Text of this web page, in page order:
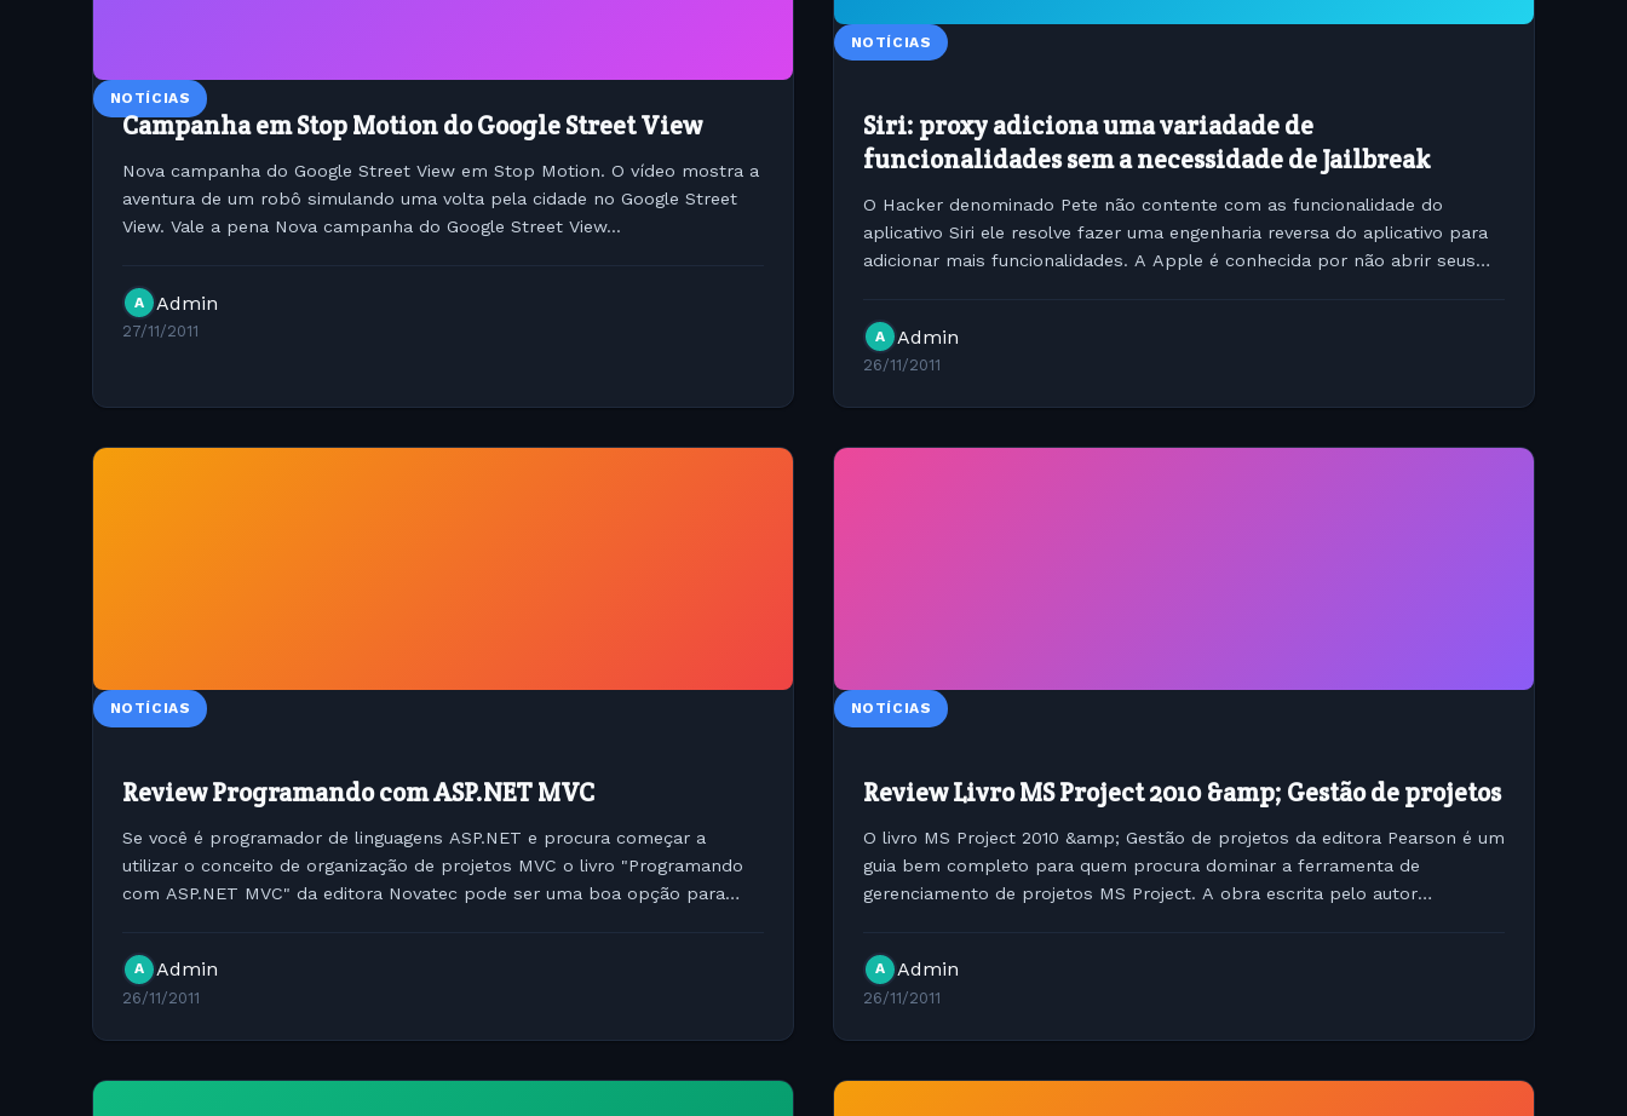
NOTÍCIAS
Campanha em Stop Motion do Google Street View
Nova campanha do Google Street View em Stop Motion. O vídeo mostra a
aventura de um robô simulando uma volta pela cidade no Google Street
View. Vale a pena Nova campanha do Google Street View...
A Admin
27/11/2011
NOTÍCIAS
Siri: proxy adiciona uma variadade de
funcionalidades sem a necessidade de Jailbreak
O Hacker denominado Pete não contente com as funcionalidade do
aplicativo Siri ele resolve fazer uma engenharia reversa do aplicativo para
adicionar mais funcionalidades. A Apple é conhecida por não abrir seus
A Admin
26/11/2011
NOTÍCIAS
Review Programando com ASP.NET MVC
Se você é programador de linguagens ASP.NET e procura começar a
utilizar o conceito de organização de projetos MVC o livro "Programando
com ASP.NET MVC" da editora Novatec pode ser uma boa opção para
A Admin
26/11/2011
NOTÍCIAS
Review Livro MS Project 2010 &amp; Gestão de projetos
O livro MS Project 2010 &amp; Gestão de projetos da editora Pearson é um
guia bem completo para quem procura dominar a ferramenta de
gerenciamento de projetos MS Project. A obra escrita pelo autor
A Admin
26/11/2011